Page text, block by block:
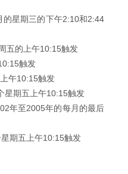
星期三的下午2:10和2:44
五的上午10:15触发
触发
午10:15触发
星期五上午10:15触发
年至2005年的每月的最后
期五上午10:15触发